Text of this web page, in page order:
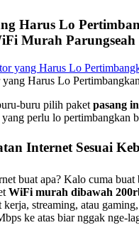
Harus Lo
Murah Parungseah
Harus Lo
buru pilih paket pasang
yang perlu lo pertimbangkan
Internet Sesuai
buat apa? Kalo cuma
WiFi murah dibawah
kerja, streaming, atau
ke atas biar nggak nge-